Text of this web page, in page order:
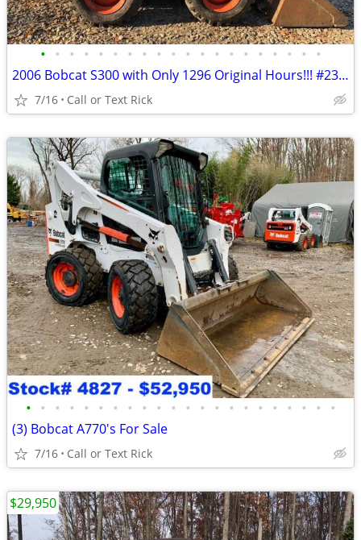
• • • • • • • • • • • • • • • • • • • •
2006 Bobcat S300 with Only 1296 Original Hours!!! #2375
7/16 Call or Text Rick
• • • • • • • • • • • • • • • • • • • • • •
(3) Bobcat A770's For Sale
7/16 Call or Text Rick
$29,950